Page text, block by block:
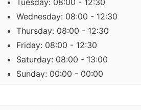
Tuesday: 08:00 - 12:30
Wednesday: 08:00 - 12:30
Thursday: 08:00 - 12:30
Friday: 08:00 - 12:30
Saturday: 08:00 - 13:00
Sunday: 00:00 - 00:00